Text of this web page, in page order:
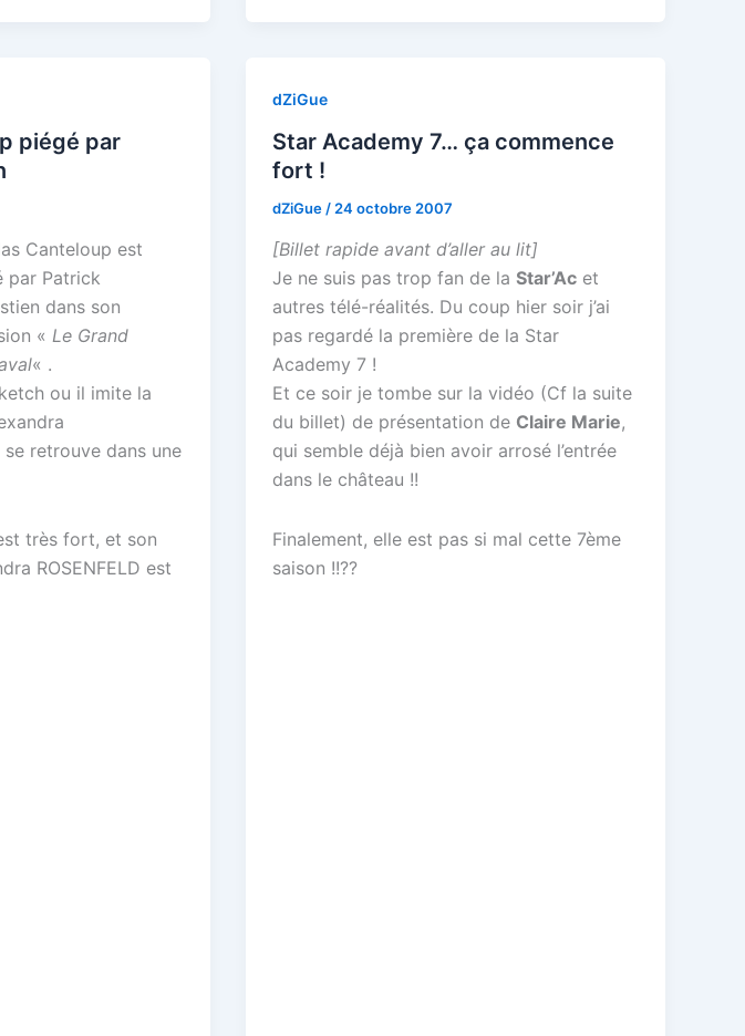
piégé par
Canteloup est
par Patrick
dans son
« Le Grand
« .
ou il imite la
se retrouve dans une
très fort, et son
ROSENFELD est
dZiGue
Star Academy 7… ça commence
fort !
dZiGue / 24 octobre 2007
[Billet rapide avant d’aller au lit]
Je ne suis pas trop fan de laStar’Ac et
autres télé-réalités. Du coup hier soir j’ai
pas regardé la première de la Star
Academy 7 !
Et ce soir je tombe sur la vidéo (Cf la suite
du billet) de présentation de Claire Marie,
qui semble déjà bien avoir arrosé l’entrée
dans le château !!
Finalement, elle est pas si mal cette 7ème
saison !!??